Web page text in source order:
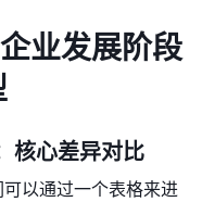
业发展阶段
核心差异对比
以通过一个表格来进